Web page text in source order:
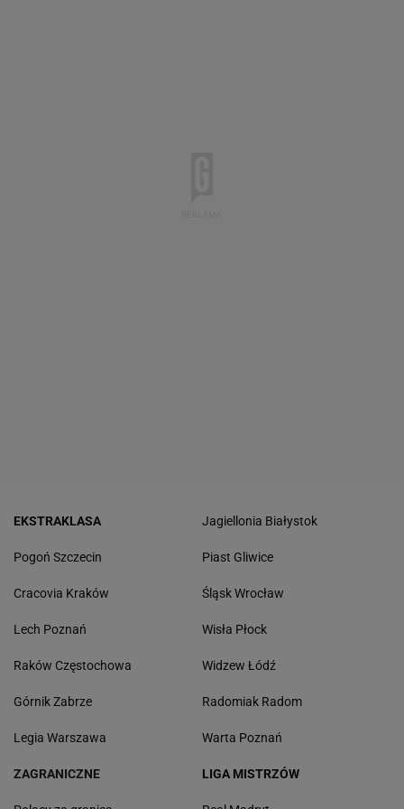
EKSTRAKLASA
Pogoń Szczecin
Cracovia Kraków
Lech Poznań
Raków Częstochowa
Górnik Zabrze
Legia Warszawa
Jagiellonia Białystok
Piast Gliwice
Śląsk Wrocław
Wisła Płock
Widzew Łódź
Radomiak Radom
Warta Poznań
ZAGRANICZNE LIGA MISTRZÓW